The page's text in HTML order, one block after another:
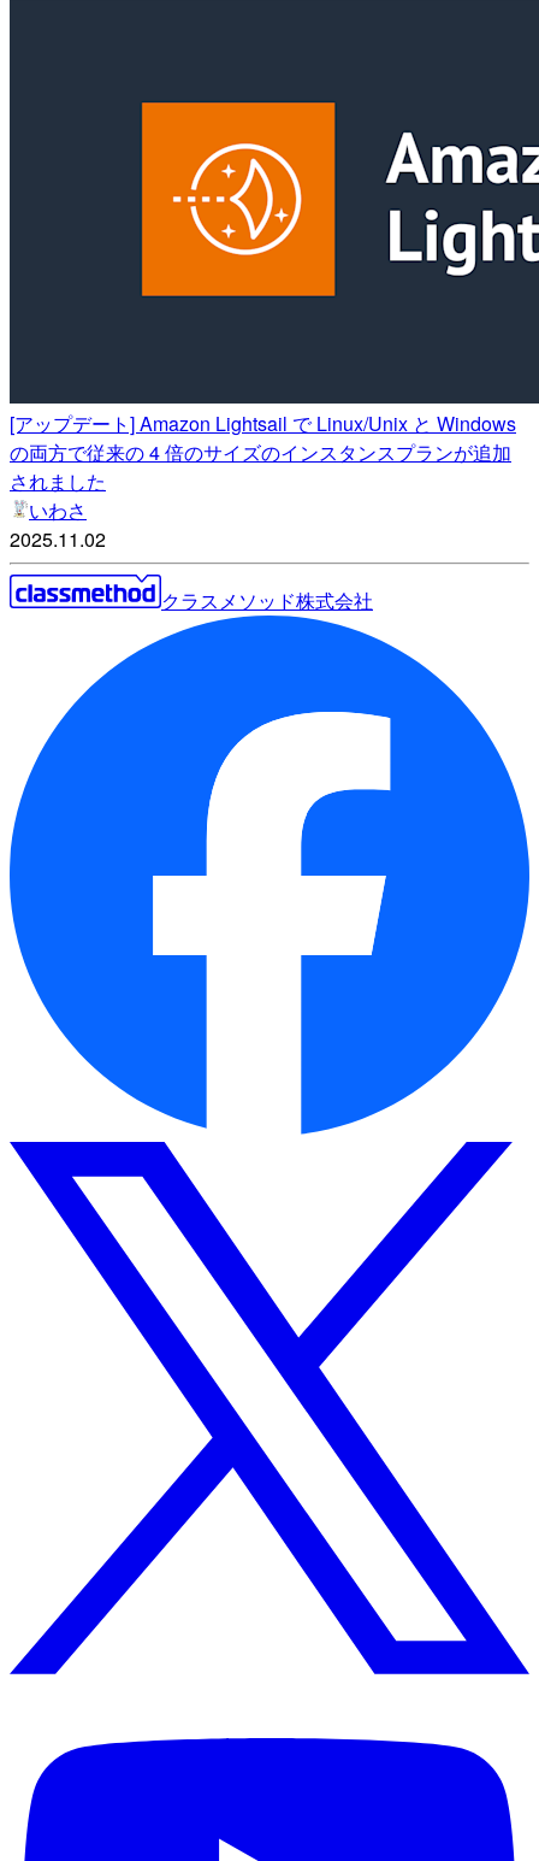
[アップデート] Amazon Lightsail で Linux/Unix と Windows
の両方で従来の 4 倍のサイズのインスタンスプランが追加
されました
いわさ
2025.11.02
クラスメソッド株式会社